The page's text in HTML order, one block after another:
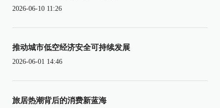
2026-06-10 11:26
推动城市低空经济安全可持续发展
2026-06-01 14:46
旅居热潮背后的消费新蓝海